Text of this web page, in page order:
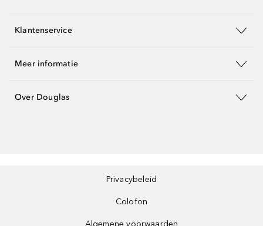
Klantenservice
Meer informatie
Over Douglas
Privacybeleid
Colofon
Algemene voorwaarden